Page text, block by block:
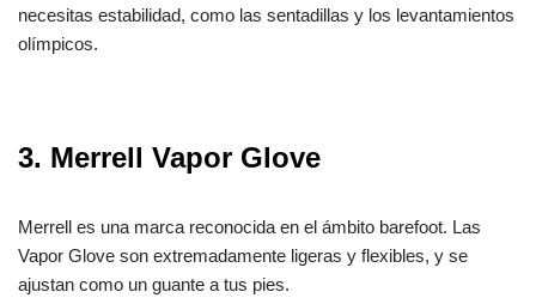
necesitas estabilidad, como las sentadillas y los levantamientos
olímpicos.
3. Merrell Vapor Glove
Merrell es una marca reconocida en el ámbito barefoot. Las
Vapor Glove son extremadamente ligeras y flexibles, y se
ajustan como un guante a tus pies.